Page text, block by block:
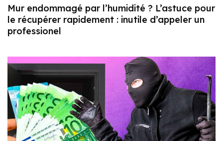
Mur endommagé par l’humidité ? L’astuce pour
le récupérer rapidement : inutile d’appeler un
professionel